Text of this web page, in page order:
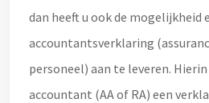
dan heeft u ook de mogelijkheid
accountantsverklaring
personeel) aan te leveren.
accountant (AA of RA) een